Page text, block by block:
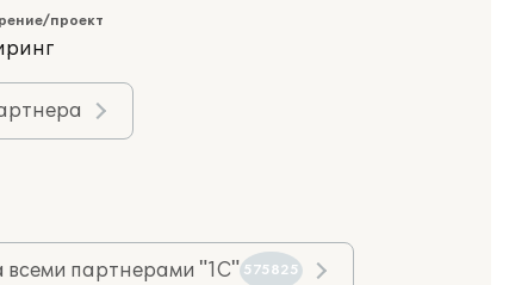
проект
всеми партнерами "1С" 575825